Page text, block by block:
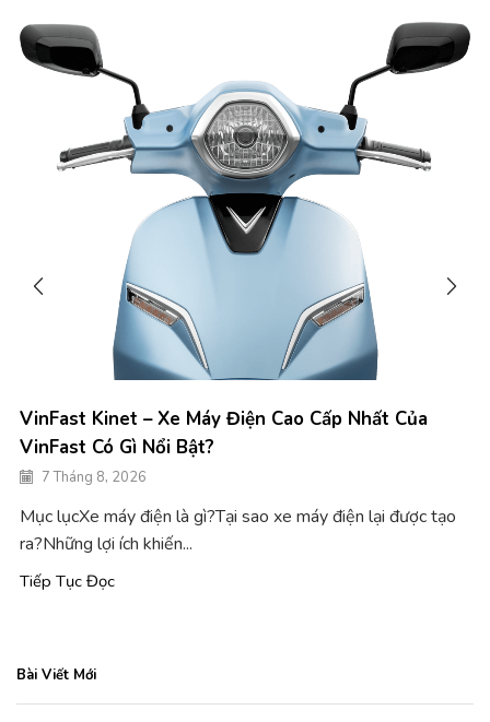
VinFast Kinet – Xe Máy Điện Cao Cấp Nhất Của
VinFast Có Gì Nổi Bật?
7 Tháng 8, 2026
Mục lụcXe máy điện là gì?Tại sao xe máy điện lại được tạo
ra?Những lợi ích khiến...
Tiếp Tục Đọc
Bài Viết Mới